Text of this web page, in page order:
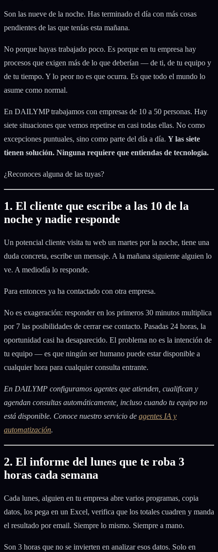
Son las nueve de la noche. Has terminado el día con más cosas
pendientes de las que tenías esta mañana.
No porque hayas trabajado poco. Es porque en tu empresa hay
procesos que exigen más de lo que deberían — de ti, de tu equipo y
de tu tiempo. Y lo peor no es que ocurra. Es que todo el mundo lo
asume como normal.
En DAILYMP trabajamos con empresas de 10 a 50 personas. Hay
siete situaciones que vemos repetirse en casi todas ellas. No como
excepciones puntuales, sino como parte del día a día. Y las siete
tienen solución. Ninguna requiere que entiendas de tecnología.
¿Reconoces alguna de las tuyas?
1. El cliente que escribe a las 10 de la
noche y nadie responde
Un potencial cliente visita tu web un martes por la noche, tiene una
duda concreta, escribe un mensaje. A la mañana siguiente alguien lo
ve. A mediodía lo responde.
Para entonces ya ha contactado con otra empresa.
No es exageración: responder en los primeros 30 minutos multiplica
por 7 las posibilidades de cerrar ese contacto. Pasadas 24 horas, la
oportunidad casi ha desaparecido. El problema no es la intención de
tu equipo — es que ningún ser humano puede estar disponible a
cualquier hora para cualquier consulta entrante.
En DAILYMP configuramos agentes que atienden, cualifican y
agendan consultas automáticamente, incluso cuando tu equipo no
está disponible. Conoce nuestro servicio de agentes IA y
automatización.
2. El informe del lunes que te roba 3
horas cada semana
Cada lunes, alguien en tu empresa abre varios programas, copia
datos, los pega en un Excel, verifica que los totales cuadren y manda
el resultado por email. Siempre lo mismo. Siempre a mano.
Son 3 horas que no se invierten en analizar esos datos. Solo en